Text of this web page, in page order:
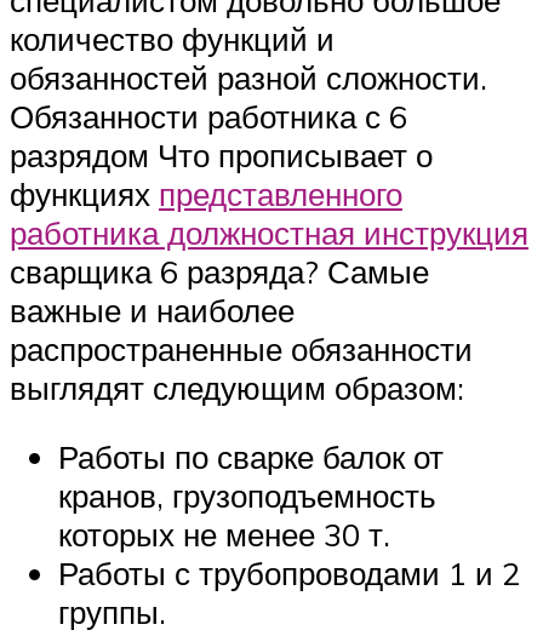
количество функций и
обязанностей разной сложности.
Обязанности работника с 6
разрядом Что прописывает о
функциях представленного
работника должностная инструкция
сварщика 6 разряда? Самые
важные и наиболее
распространенные обязанности
выглядят следующим образом:
Работы по сварке балок от
кранов, грузоподъемность
которых не менее 30 т.
Работы с трубопроводами 1 и 2
группы.